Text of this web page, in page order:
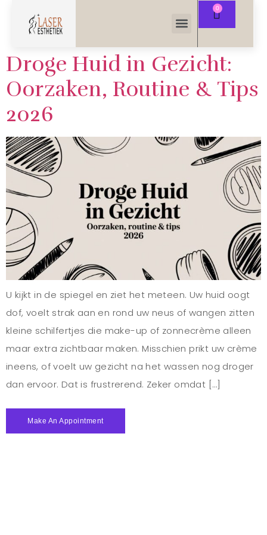
Droge Huid in Gezicht:
Oorzaken, Routine & Tips
2026
U kijkt in de spiegel en ziet het meteen. Uw huid oogt
dof, voelt strak aan en rond uw neus of wangen zitten
kleine schilfertjes die make-up of zonnecrème alleen
maar extra zichtbaar maken. Misschien prikt uw crème
ineens, of voelt uw gezicht na het wassen nog droger
dan ervoor. Dat is frustrerend. Zeker omdat […]
Make An Appointment